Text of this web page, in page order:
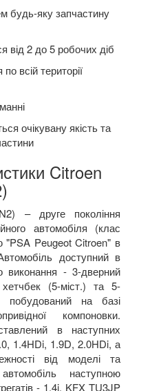
будь-яку запчастину
від 2 до 5 робочих діб
всій території
очікувану якість та
Citroen
– друге покоління
автомобіля (клас
"PSA Peugeot Citroen" в
доступний в
виконання - 3-дверний
(5-міст.) та 5-
побудований на базі
компоновки.
в наступних
1.4HDi, 1.9D, 2.0HDi, а
від моделі та
наступною
- 1.4i, KFX TU3JP